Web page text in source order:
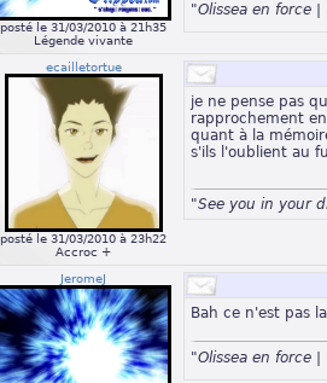
posté le 31/03/2010 à 21h35
Légende vivante
"Olissea en force
ecailletortue
posté le 31/03/2010 à 23h22
Accroc +
je ne pense pas
rapprochement
quant à la
s'ils l'oublient au
"See you in your
JeromeJ
Bah ce n'est pas
"Olissea en force